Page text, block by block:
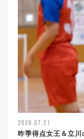
2026.07.31
昨季得点女王＆立